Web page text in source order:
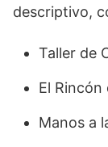
descriptivo,
Taller de
El Rincón
Manos a